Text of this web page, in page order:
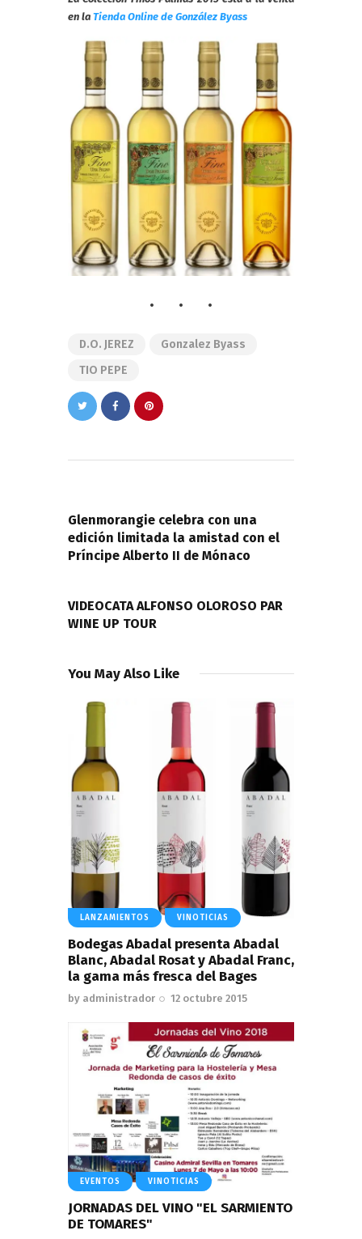
en la Tienda Online de González Byass
D.O. JEREZ
Gonzalez Byass
TIO PEPE
entradas
Glenmorangie celebra con una
edición limitada la amistad con el
Príncipe Alberto II de Mónaco
VIDEOCATA ALFONSO OLOROSO PAR
WINE UP TOUR
You May Also Like
LANZAMIENTOS VINOTICIAS
Bodegas Abadal presenta Abadal
Blanc, Abadal Rosat y Abadal Franc,
la gama más fresca del Bages
by administrador 12 octubre 2015
EVENTOS VINOTICIAS
JORNADAS DEL VINO "EL SARMIENTO
DE TOMARES"